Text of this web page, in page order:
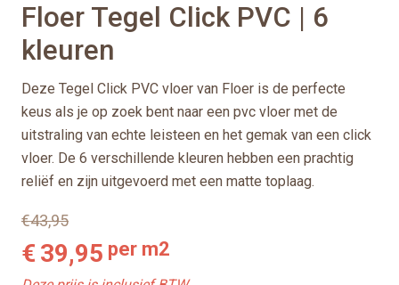
Floer Tegel Click PVC | 6
kleuren
Deze Tegel Click PVC vloer van Floer is de perfecte
keus als je op zoek bent naar een pvc vloer met de
uitstraling van echte leisteen en het gemak van een click
vloer. De 6 verschillende kleuren hebben een prachtig
reliëf en zijn uitgevoerd met een matte toplaag.
€43,95
€ 39,95 per m2